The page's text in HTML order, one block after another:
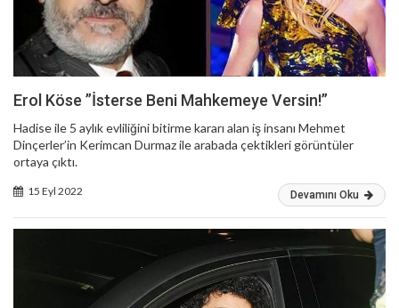
Erol Köse ”İsterse Beni Mahkemeye Versin!”
Hadise ile 5 aylık evliliğini bitirme kararı alan iş insanı Mehmet
Dinçerler’in Kerimcan Durmaz ile arabada çektikleri görüntüler
ortaya çıktı.
15 Eyl 2022 Devamını Oku